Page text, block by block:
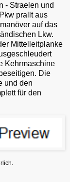
- Straelen und
prallt aus
auf das
Lkw.
Mittelleitplanke
Kehrmaschine
Die
und den
für den